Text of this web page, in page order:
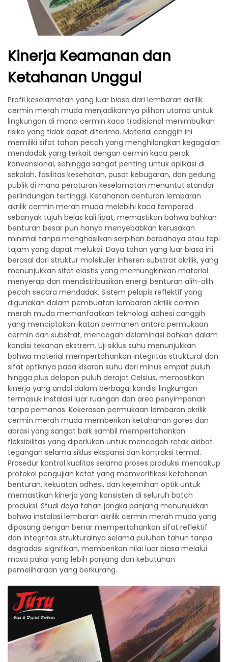
Kinerja Keamanan dan
Ketahanan Unggul
Profil keselamatan yang luar biasa dari lembaran akrilik
cermin merah muda menjadikannya pilihan utama untuk
lingkungan di mana cermin kaca tradisional menimbulkan
risiko yang tidak dapat diterima. Material canggih ini
memiliki sifat tahan pecah yang menghilangkan kegagalan
mendadak yang terkait dengan cermin kaca perak
konvensional, sehingga sangat penting untuk aplikasi di
sekolah, fasilitas kesehatan, pusat kebugaran, dan gedung
publik di mana peraturan keselamatan menuntut standar
perlindungan tertinggi. Ketahanan benturan lembaran
akrilik cermin merah muda melebihi kaca tempered
sebanyak tujuh belas kali lipat, memastikan bahwa bahkan
benturan besar pun hanya menyebabkan kerusakan
minimal tanpa menghasilkan serpihan berbahaya atau tepi
tajam yang dapat melukai. Daya tahan yang luar biasa ini
berasal dari struktur molekuler inheren substrat akrilik, yang
menunjukkan sifat elastis yang memungkinkan material
menyerap dan mendistribusikan energi benturan alih-alih
pecah secara mendadak. Sistem pelapis reflektif yang
digunakan dalam pembuatan lembaran akrilik cermin
merah muda memanfaatkan teknologi adhesi canggih
yang menciptakan ikatan permanen antara permukaan
cermin dan substrat, mencegah delaminasi bahkan dalam
kondisi tekanan ekstrem. Uji siklus suhu menunjukkan
bahwa material mempertahankan integritas struktural dan
sifat optiknya pada kisaran suhu dari minus empat puluh
hingga plus delapan puluh derajat Celsius, memastikan
kinerja yang andal dalam berbagai kondisi lingkungan
termasuk instalasi luar ruangan dan area penyimpanan
tanpa pemanas. Kekerasan permukaan lembaran akrilik
cermin merah muda memberikan ketahanan gores dan
abrasi yang sangat baik sambil mempertahankan
fleksibilitas yang diperlukan untuk mencegah retak akibat
tegangan selama siklus ekspansi dan kontraksi termal.
Prosedur kontrol kualitas selama proses produksi mencakup
protokol pengujian ketat yang memverifikasi ketahanan
benturan, kekuatan adhesi, dan kejernihan optik untuk
memastikan kinerja yang konsisten di seluruh batch
produksi. Studi daya tahan jangka panjang menunjukkan
bahwa instalasi lembaran akrilik cermin merah muda yang
dipasang dengan benar mempertahankan sifat reflektif
dan integritas strukturalnya selama puluhan tahun tanpa
degradasi signifikan, memberikan nilai luar biasa melalui
masa pakai yang lebih panjang dan kebutuhan
pemeliharaan yang berkurang.